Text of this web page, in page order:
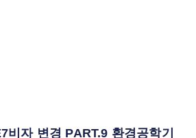
비자 변경 PART.9 환경공학기